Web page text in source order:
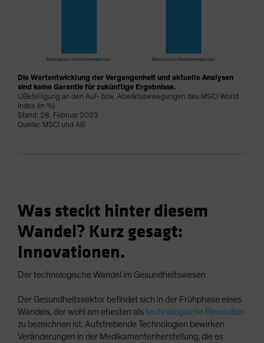
Die Wertentwicklung der Vergangenheit und aktuelle Analysen
sind keine Garantie für zukünftige Ergebnisse.
UBeteiligung an den Auf- bzw. Abwärtsbewegungen des MSCI World
Index (in %)
Stand: 28. Februar 2023
Quelle: MSCI und AB
Was steckt hinter diesem
Wandel? Kurz gesagt:
Innovationen.
Der technologische Wandel im Gesundheitswesen
Der Gesundheitssektor befindet sich in der Frühphase eines
Wandels, der wohl am ehesten alstechnologische Revolution
zu bezeichnen ist. Aufstrebende Technologien bewirken
Veränderungen in der Medikamentenherstellung, die es